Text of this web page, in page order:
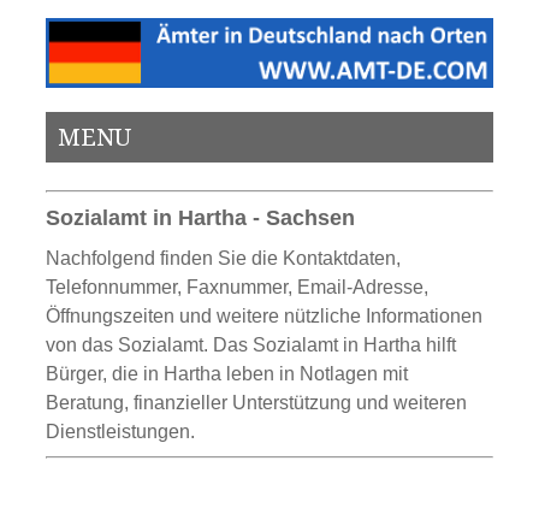
MENU
Sozialamt in Hartha - Sachsen
Nachfolgend finden Sie die Kontaktdaten,
Telefonnummer, Faxnummer, Email-Adresse,
Öffnungszeiten und weitere nützliche Informationen
von das Sozialamt. Das Sozialamt in Hartha hilft
Bürger, die in Hartha leben in Notlagen mit
Beratung, finanzieller Unterstützung und weiteren
Dienstleistungen.